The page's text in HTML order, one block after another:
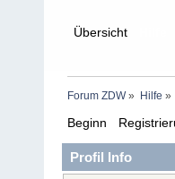
Übersicht
Forum ZDW» Hilfe »
Beginn
Profil Info